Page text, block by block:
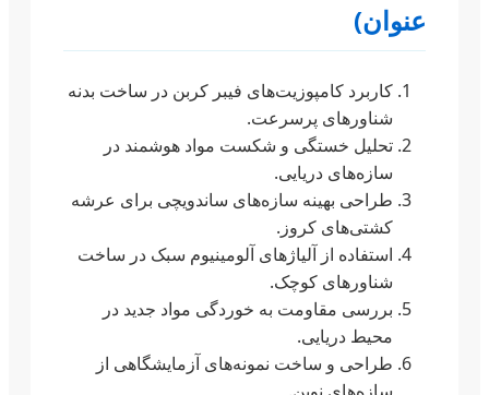
عنوان)
کاربرد کامپوزیت‌های فیبر کربن در ساخت بدنه
شناورهای پرسرعت.
تحلیل خستگی و شکست مواد هوشمند در
سازه‌های دریایی.
طراحی بهینه سازه‌های ساندویچی برای عرشه
کشتی‌های کروز.
استفاده از آلیاژهای آلومینیوم سبک در ساخت
شناورهای کوچک.
بررسی مقاومت به خوردگی مواد جدید در
محیط دریایی.
طراحی و ساخت نمونه‌های آزمایشگاهی از